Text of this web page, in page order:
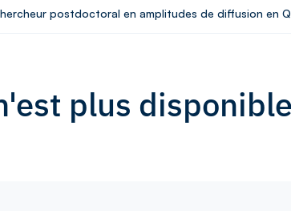
postdoctoral en amplitudes de diffusion en
plus disponible